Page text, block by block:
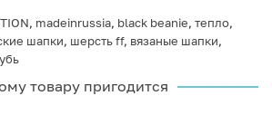
, madeinrussia, black beanie, тепло,
шапки, шерсть ff, вязаные шапки,
товару пригодится